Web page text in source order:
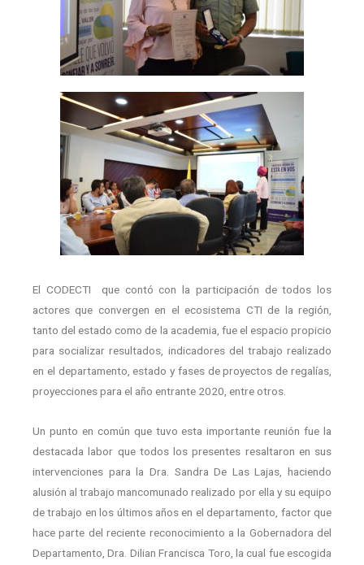
El CODECTI que contó con la participación de todos los
actores que convergen en el ecosistema CTI de la región,
tanto del estado como de la academia, fue el espacio propicio
para socializar resultados, indicadores del trabajo realizado
en el departamento, estado y fases de proyectos de regalías,
proyecciones para el año entrante 2020, entre otros.
Un punto en común que tuvo esta importante reunión fue la
destacada labor que todos los presentes resaltaron en sus
intervenciones para la Dra. Sandra De Las Lajas, haciendo
alusión al trabajo mancomunado realizado por ella y su equipo
de trabajo en los últimos años en el departamento, factor que
hace parte del reciente reconocimiento a la Gobernadora del
Departamento, Dra. Dilian Francisca Toro, la cual fue escogida